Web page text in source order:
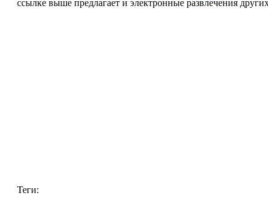
ссылке выше предлагает и электронные развлечения
Теги: